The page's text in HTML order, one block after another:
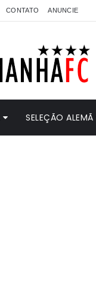
CONTATO ANUNCIE
SELEÇÃO ALEMÃ